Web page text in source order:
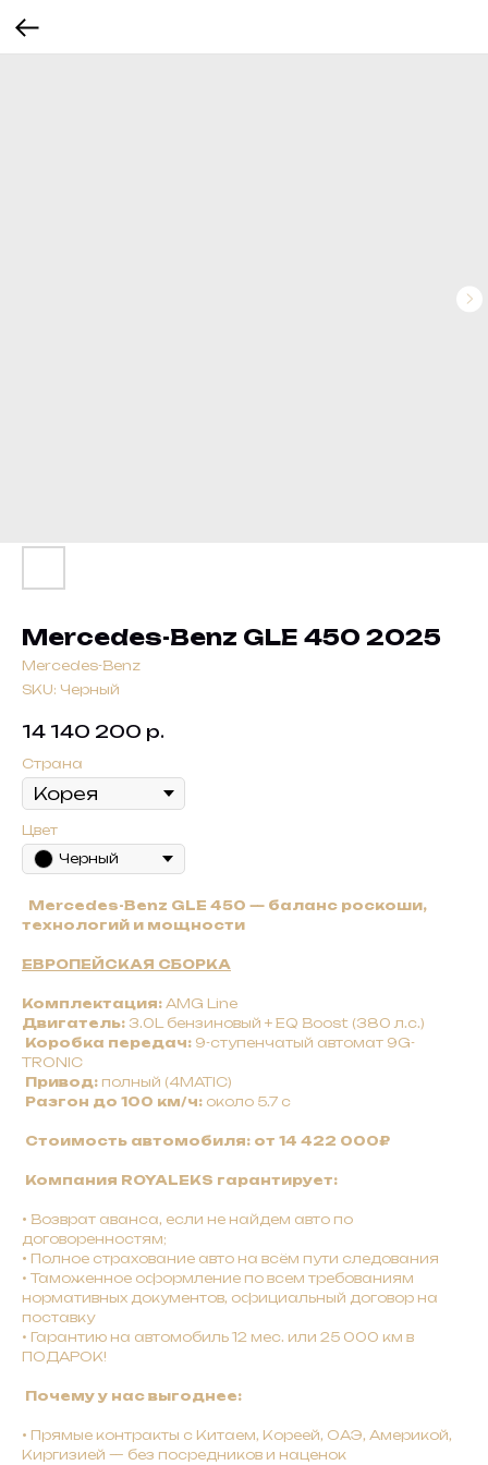
Mercedes-Benz GLE 450 2025
Mercedes-Benz
SKU: Черный
14 140 200 р.
Страна
Цвет
Черный
Mercedes-Benz GLE 450 — баланс роскоши,
технологий и мощности
ЕВРОПЕЙСКАЯ СБОРКА
Комплектация: AMG Line
Двигатель: 3.0L бензиновый + EQ Boost (380 л.с.)
Коробка передач: 9-ступенчатый автомат 9G-
TRONIC
Привод: полный (4MATIC)
Разгон до 100 км/ч: около 5.7 с
Стоимость автомобиля: от 14 422 000₽
Компания ROYALEKS гарантирует:
• Bозврат авaнca, ecли нe нaйдeм авто по
договоренностям;
• Полное страхование авто на всём пути следования
• Таможенное оформление по всем требованиям
нормативных документов, официальный договор на
поставку
• Гарантию на автомобиль 12 мес. или 25 000 км в
ПОДАРОК!
Почему у нас выгоднее:
• Прямые контракты с Китаем, Кореей, ОАЭ, Америкой,
Киргизией — без посредников и наценок